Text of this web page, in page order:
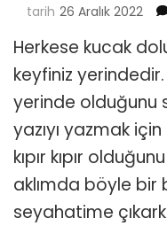
tarih 26 Aralık 2022
Herkese kucak
keyfiniz
yerinde olduğunu
yazıyı yazmak
kıpır kıpır
aklımda böyle bir
seyahatime